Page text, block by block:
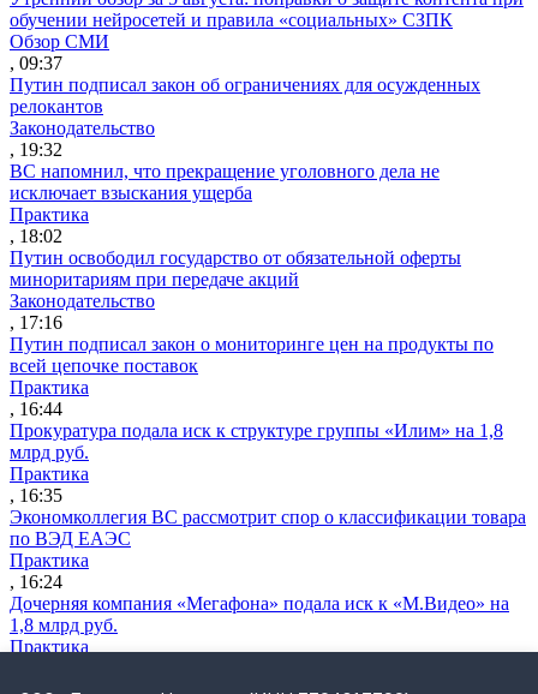
обучении нейросетей и правила «социальных» СЗПК
Обзор СМИ
, 09:37
Путин подписал закон об ограничениях для осужденных
релокантов
Законодательство
, 19:32
ВС напомнил, что прекращение уголовного дела не
исключает взыскания ущерба
Практика
, 18:02
Путин освободил государство от обязательной оферты
миноритариям при передаче акций
Законодательство
, 17:16
Путин подписал закон о мониторинге цен на продукты по
всей цепочке поставок
Практика
, 16:44
Прокуратура подала иск к структуре группы «Илим» на 1,8
млрд руб.
Практика
, 16:35
Экономколлегия ВС рассмотрит спор о классификации товара
по ВЭД ЕАЭС
Практика
, 16:24
Дочерняя компания «Мегафона» подала иск к «М.Видео» на
1,8 млрд руб.
Практика
СИП проверит отмену патента на систему управления